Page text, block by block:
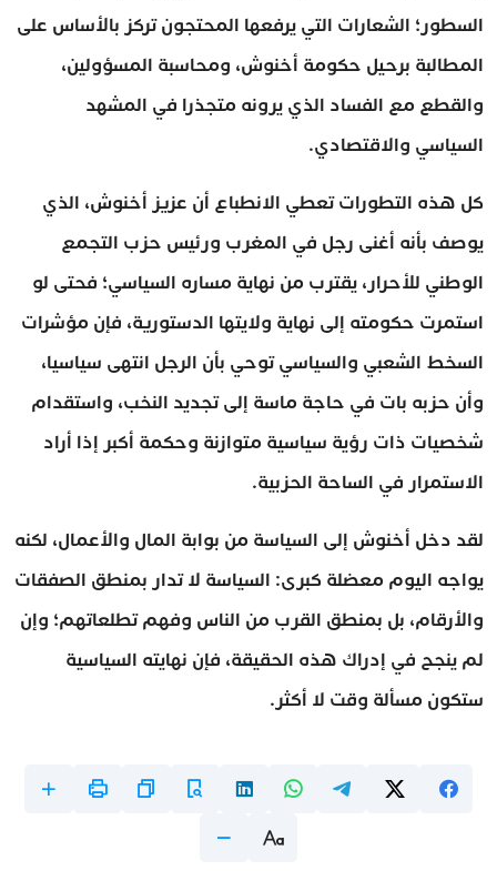
السطور؛ الشعارات التي يرفعها المحتجون تركز بالأساس على
المطالبة برحيل حكومة أخنوش، ومحاسبة المسؤولين،
والقطع مع الفساد الذي يرونه متجذرا في المشهد
السياسي والاقتصادي.
كل هذه التطورات تعطي الانطباع أن عزيز أخنوش، الذي
يوصف بأنه أغنى رجل في المغرب ورئيس حزب التجمع
الوطني للأحرار، يقترب من نهاية مساره السياسي؛ فحتى لو
استمرت حكومته إلى نهاية ولايتها الدستورية، فإن مؤشرات
السخط الشعبي والسياسي توحي بأن الرجل انتهى سياسيا،
وأن حزبه بات في حاجة ماسة إلى تجديد النخب، واستقدام
شخصيات ذات رؤية سياسية متوازنة وحكمة أكبر إذا أراد
الاستمرار في الساحة الحزبية.
لقد دخل أخنوش إلى السياسة من بوابة المال والأعمال، لكنه
يواجه اليوم معضلة كبرى: السياسة لا تدار بمنطق الصفقات
والأرقام، بل بمنطق القرب من الناس وفهم تطلعاتهم؛ وإن
لم ينجح في إدراك هذه الحقيقة، فإن نهايته السياسية
ستكون مسألة وقت لا أكثر.